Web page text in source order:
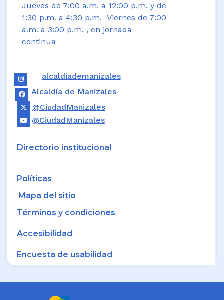
Jueves de 7:00 a.m. a 12:00 p.m. y de
1:30 p.m. a 4:30 p.m. Viernes de 7:00
a.m. a 3:00 p.m. , en jornada
continua
alcaldiademanizales
Alcaldía de Manizales
@CiudadManizales
@CiudadManizales
Directorio institucional
Políticas
Mapa del sitio
Términos y condiciones
Accesibilidad
Encuesta de usabilidad